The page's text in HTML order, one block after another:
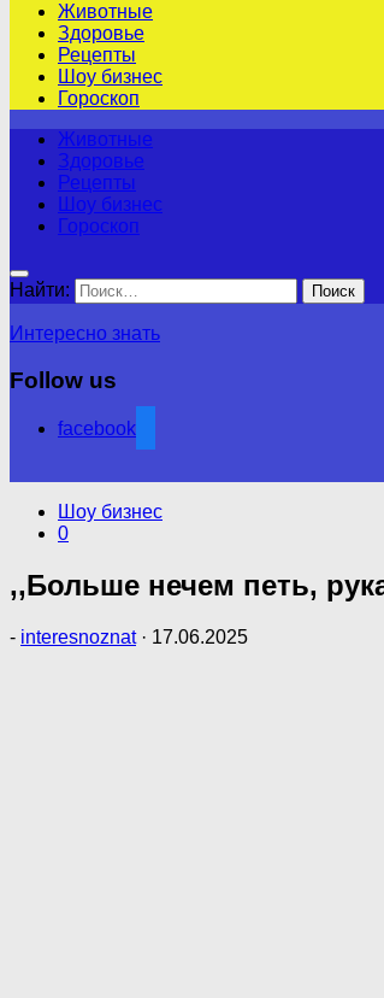
Животные
Здоровье
Рецепты
Шоу бизнес
Гороскоп
Животные
Здоровье
Рецепты
Шоу бизнес
Гороскоп
Найти:
Интересно знать
Follow us
facebook
Шоу бизнес
0
,,Больше нечем петь,
- interesnoznat · 17.06.2025